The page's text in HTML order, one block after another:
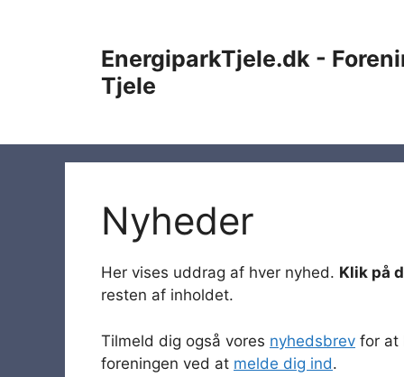
EnergiparkTjele.dk -
Tjele
Nyheder
Her vises uddrag af hver nyhed. Klik på
resten af inholdet.
Tilmeld dig også vores nyhedsbrev for at
foreningen ved at melde dig ind.